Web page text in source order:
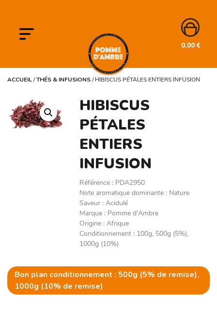
0,00 €
ACCUEIL/THÉS & INFUSIONS/HIBISCUS PÉTALES ENTIERS INFUSION
HIBISCUS
PÉTALES
ENTIERS
INFUSION
Référence : PDA2950
Note aromatique dominante : Nature
Saveur :Acidulé
Marque : Pomme d'Ambre
Origine :Afrique
Conditionnement : 100g, 500g (5%),
1000g (10%)
Bon plan conditionnement : 500g (5% de remise),
1000g (10% de remise)